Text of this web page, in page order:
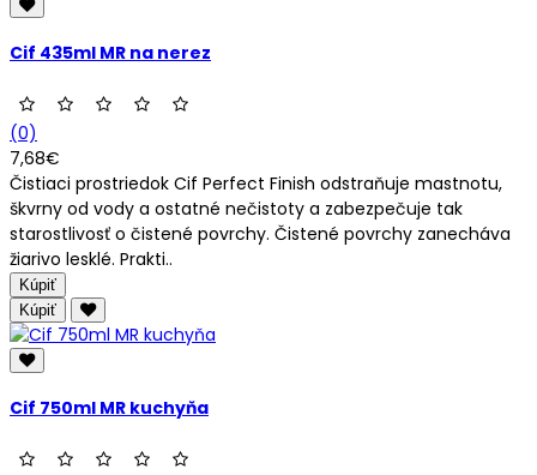
Cif 435ml MR na nerez
(0)
7,68€
Čistiaci prostriedok Cif Perfect Finish odstraňuje mastnotu,
škvrny od vody a ostatné nečistoty a zabezpečuje tak
starostlivosť o čistené povrchy. Čistené povrchy zanecháva
žiarivo lesklé. Prakti..
Kúpiť
Kúpiť
Cif 750ml MR kuchyňa